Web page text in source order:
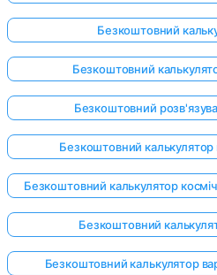
Безкоштовний
Безкоштовний
Безкоштовний
Безкоштовний калькулятор
Безкоштовний калькулятор
Безкоштовний
Безкоштовний калькулятор